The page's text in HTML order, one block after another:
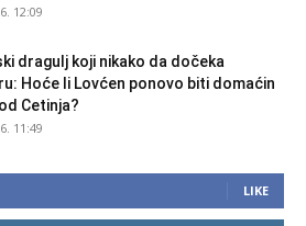
12:09
dragulj koji nikako da dočeka
Hoće li Lovćen ponovo biti domaćin
Cetinja?
11:49
LIKE